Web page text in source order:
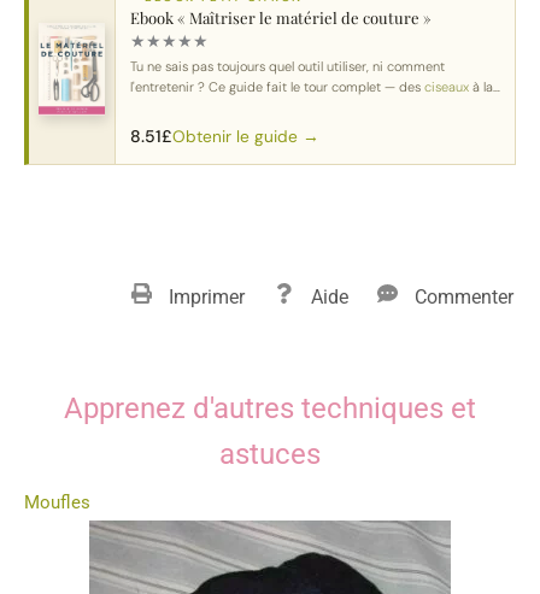
Ebook « Maîtriser le matériel de couture »
★★★★★
Tu ne sais pas toujours quel outil utiliser, ni comment
l'entretenir ? Ce guide fait le tour complet — des ciseaux à la
8.51£Obtenir le guide →
Imprimer Aide Commenter
Apprenez d'autres techniques et
astuces
Moufles